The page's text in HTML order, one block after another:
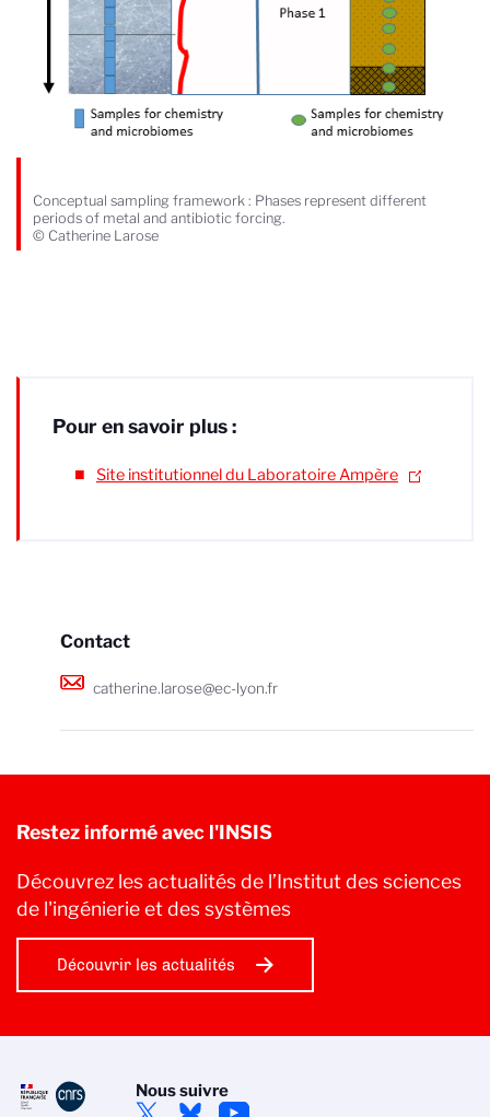
Conceptual sampling framework : Phases represent different
periods of metal and antibiotic forcing.
© Catherine Larose
Pour en savoir plus :
Site institutionnel du Laboratoire Ampère
Contact
catherine.larose@ec-lyon.fr
Restez informé avec l'INSIS
Découvrez les actualités de l’Institut des sciences
de l'ingénierie et des systèmes
Découvrir les actualités
Nous suivre